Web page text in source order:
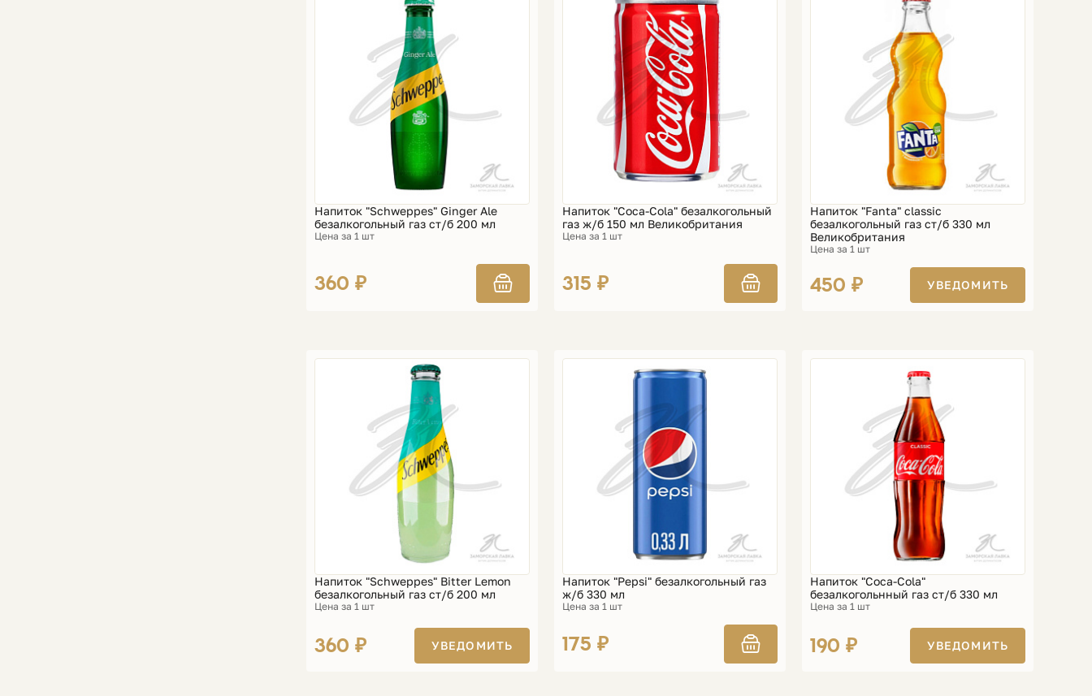
Напиток "Schweppes" Ginger Ale
безалкогольный газ ст/б 200 мл
Цена за 1 шт
360 ₽
Напиток "Coca-Cola" безалкогольный
газ ж/б 150 мл Великобритания
Цена за 1 шт
315 ₽
Напиток "Fanta" classic
безалкогольный газ ст/б 330 мл
Великобритания
Цена за 1 шт
450 ₽ УВЕДОМИТЬ
Напиток "Schweppes" Bitter Lemon
безалкогольный газ ст/б 200 мл
Цена за 1 шт
360 ₽ УВЕДОМИТЬ
Напиток "Pepsi" безалкогольный газ
ж/б 330 мл
Цена за 1 шт
175 ₽
Напиток "Coca-Cola"
безалкогольнный газ ст/б 330 мл
Цена за 1 шт
190 ₽ УВЕДОМИТЬ